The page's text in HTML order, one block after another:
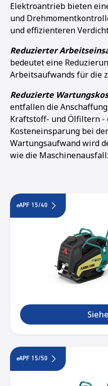
Elektroantrieb bieten
und
und effizienteren
Reduzierter
bedeutet eine
Arbeitsaufwands für die
Reduzierte
entfallen die
Kraftstoff- und Ölfiltern -
Kosteneinsparung bei
Wartungsaufwand wird
wie die
eAPF 15/40
eAPF 15/50